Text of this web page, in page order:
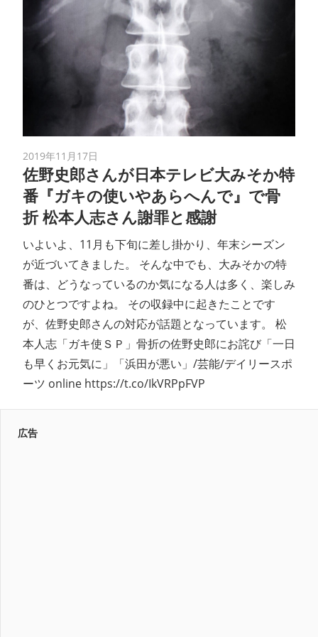
2019年11月17日
佐野史郎さんが日本テレビ大みそか特
番『ガキの使いやあらへんで』で骨
折 松本人志さん謝罪と感謝
いよいよ、11月も下旬に差し掛かり、年末シーズン
が近づいてきました。 そんな中でも、大みそかの特
番は、どうなっているのか気になる人は多く、楽しみ
のひとつですよね。 その収録中に起きたことです
が、佐野史郎さんの対応が話題となっています。 松
本人志「ガキ使ＳＰ」骨折の佐野史郎にお詫び「一日
も早くお元気に」「浜田が悪い」/芸能/デイリースポ
ーツ online https://t.co/IkVRPpFVP
広告